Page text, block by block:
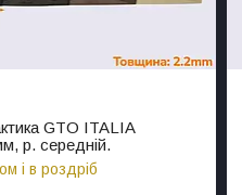
GTO ITALIA
р. середній.
і в роздріб